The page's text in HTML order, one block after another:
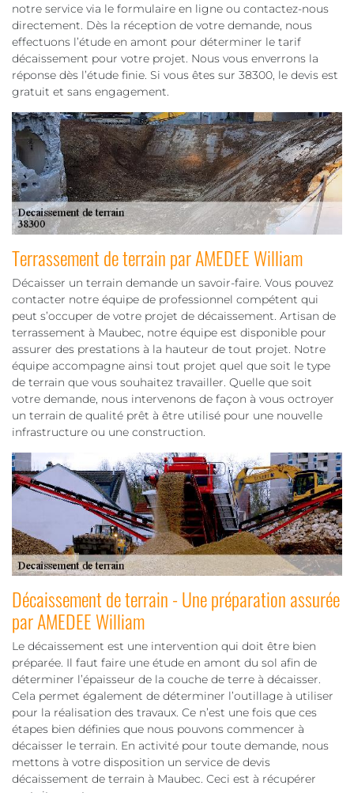
notre service via le formulaire en ligne ou contactez-nous
directement. Dès la réception de votre demande, nous
effectuons l’étude en amont pour déterminer le tarif
décaissement pour votre projet. Nous vous enverrons la
réponse dès l’étude finie. Si vous êtes sur 38300, le devis est
gratuit et sans engagement.
Terrassement de terrain par AMEDEE William
Décaisser un terrain demande un savoir-faire. Vous pouvez
contacter notre équipe de professionnel compétent qui
peut s’occuper de votre projet de décaissement. Artisan de
terrassement à Maubec, notre équipe est disponible pour
assurer des prestations à la hauteur de tout projet. Notre
équipe accompagne ainsi tout projet quel que soit le type
de terrain que vous souhaitez travailler. Quelle que soit
votre demande, nous intervenons de façon à vous octroyer
un terrain de qualité prêt à être utilisé pour une nouvelle
infrastructure ou une construction.
Décaissement de terrain - Une préparation assurée
par AMEDEE William
Le décaissement est une intervention qui doit être bien
préparée. Il faut faire une étude en amont du sol afin de
déterminer l’épaisseur de la couche de terre à décaisser.
Cela permet également de déterminer l’outillage à utiliser
pour la réalisation des travaux. Ce n’est une fois que ces
étapes bien définies que nous pouvons commencer à
décaisser le terrain. En activité pour toute demande, nous
mettons à votre disposition un service de devis
décaissement de terrain à Maubec. Ceci est à récupérer